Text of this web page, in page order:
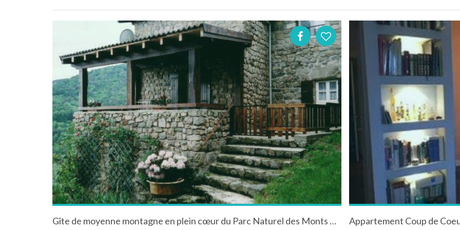
Gîte de moyenne montagne en plein cœur du Parc Naturel des Monts d'Ardèche Appartement Coup de